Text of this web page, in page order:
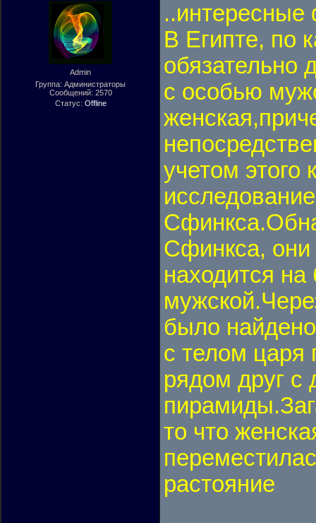
Admin
Группа: Администраторы
Сообщений: 2570
Статус: Offline
..интересные
В Египте, по
обязательно
с особью
учетом этого
Сфинкса, они
находится
было
с телом царя
рядом друг с
то что
растояние